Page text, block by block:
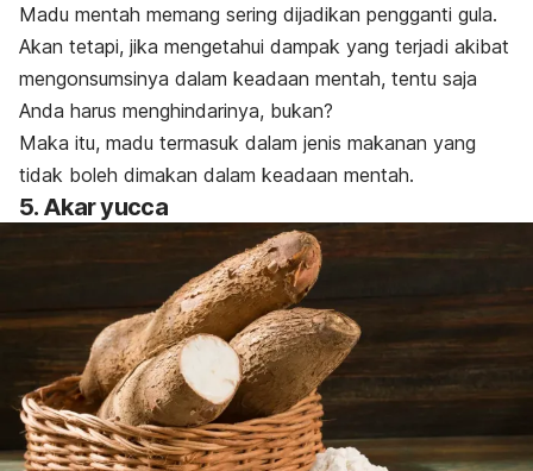
Madu mentah memang sering dijadikan pengganti gula.
Akan tetapi, jika mengetahui dampak yang terjadi akibat
mengonsumsinya dalam keadaan mentah, tentu saja
Anda harus menghindarinya, bukan?
Maka itu, madu termasuk dalam jenis makanan yang
tidak boleh dimakan dalam keadaan mentah.
5. Akar yucca